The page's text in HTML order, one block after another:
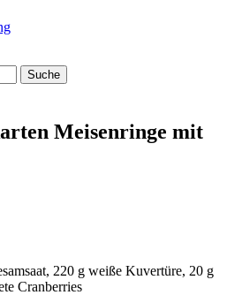
Meisenringe mit
220 g weiße Kuvertüre, 20 g
Cranberries